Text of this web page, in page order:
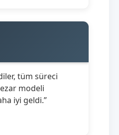
tüm süreci
modeli
iyi geldi.”